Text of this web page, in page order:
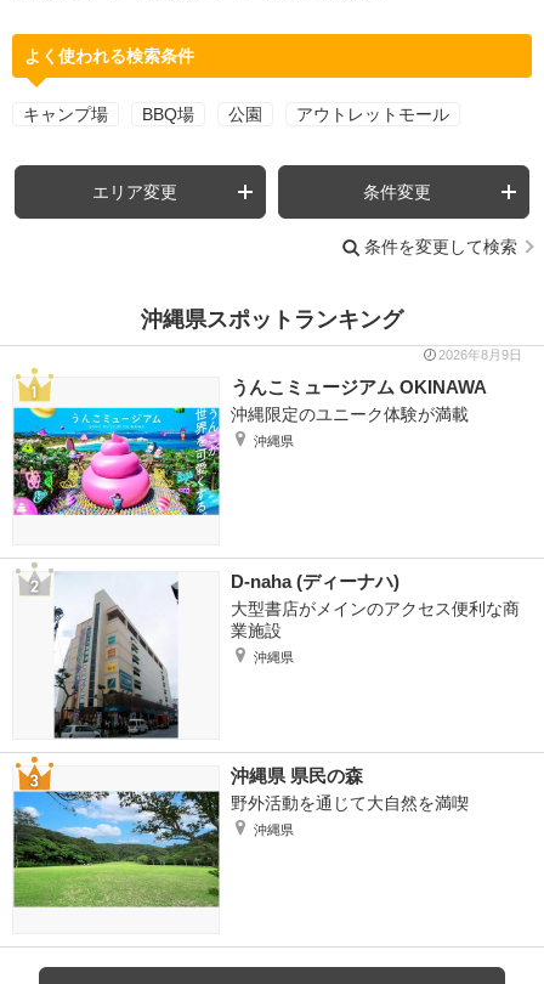
よく使われる検索条件
キャンプ場 BBQ場 公園 アウトレットモール
エリア変更 条件変更
条件を変更して検索
沖縄県スポットランキング
2026年8月9日
うんこミュージアム OKINAWA
沖縄限定のユニーク体験が満載
沖縄県
D-naha (ディーナハ)
大型書店がメインのアクセス便利な商
業施設
沖縄県
沖縄県 県民の森
野外活動を通じて大自然を満喫
沖縄県